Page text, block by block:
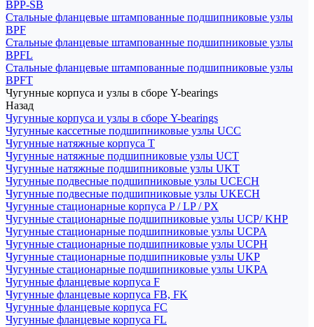
BPP-SB
Стальные фланцевые штампованные подшипниковые узлы
BPF
Стальные фланцевые штампованные подшипниковые узлы
BPFL
Стальные фланцевые штампованные подшипниковые узлы
BPFT
Чугунные корпуса и узлы в сборе Y-bearings
Назад
Чугунные корпуса и узлы в сборе Y-bearings
Чугунные кассетные подшипниковые узлы UCC
Чугунные натяжные корпуса T
Чугунные натяжные подшипниковые узлы UCT
Чугунные натяжные подшипниковые узлы UKT
Чугунные подвесные подшипниковые узлы UCECH
Чугунные подвесные подшипниковые узлы UKECH
Чугунные стационарные корпуса P / LP / PX
Чугунные стационарные подшипниковые узлы UCP/ KHP
Чугунные стационарные подшипниковые узлы UCPA
Чугунные стационарные подшипниковые узлы UCPH
Чугунные стационарные подшипниковые узлы UKP
Чугунные стационарные подшипниковые узлы UKPA
Чугунные фланцевые корпуса F
Чугунные фланцевые корпуса FB, FK
Чугунные фланцевые корпуса FC
Чугунные фланцевые корпуса FL